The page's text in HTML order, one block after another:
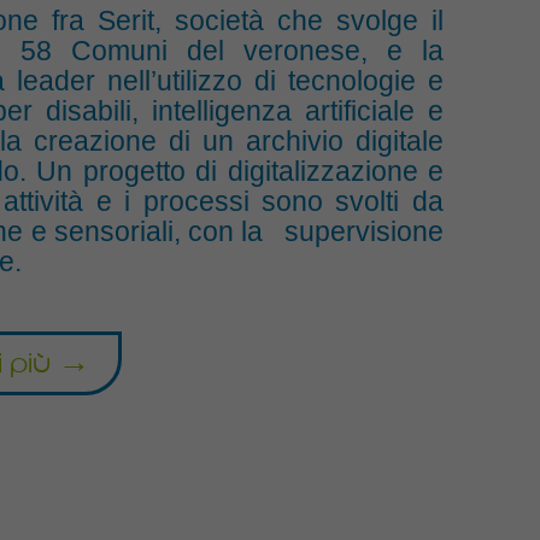
fra Serit, società che svolge il
58 Comuni del veronese, e la
nell’utilizzo di tecnologie e
disabili, intelligenza artificiale e
creazione di un archivio digitale
Un progetto di digitalizzazione e
e i processi sono svolti da
e sensoriali, con la supervisione
più →